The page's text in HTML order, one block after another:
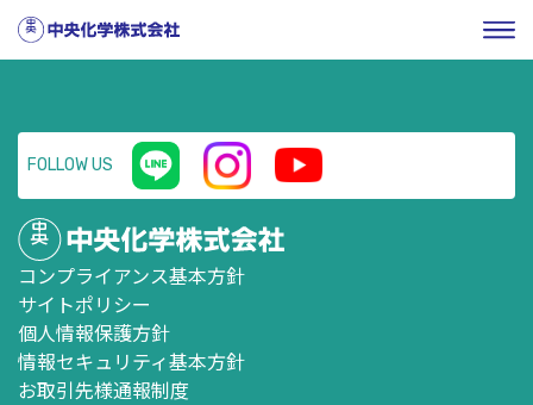
HOME／お知らせ
FOLLOW US
コンプライアンス基本方針
サイトポリシー
個人情報保護方針
情報セキュリティ基本方針
お取引先様通報制度